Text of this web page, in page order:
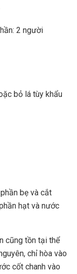
2 người
bỏ lá tùy khẩu
bẹ và cắt
hạt và nước
cũng tồn tại thể
chỉ hòa vào
cốt chanh vào